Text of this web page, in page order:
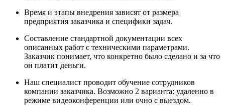
Время и этапы внедрения зависят от размера
предприятия заказчика и специфики задач.
Составление стандартной документации всех
описанных работ с техническими параметрами.
Заказчик понимает, что конкретно было сделано и за что
он платит деньги.
Наш специалист проводит обучение сотрудников
компании заказчика. Возможно 2 варианта: удаленно в
режиме видеоконференции или очно с выездом.